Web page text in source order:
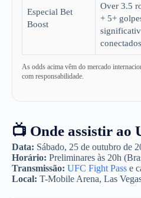
Especial Bet
Boost
Over 3.5
+ 5+
conectados
As odds acima vêm do mercado
com responsabilidade.
📺 Onde assistir ao
Data: Sábado, 25 de outubro de
Horário: Preliminares às 20h
Transmissão: UFC Fight Pass e
Local: T-Mobile Arena, Las